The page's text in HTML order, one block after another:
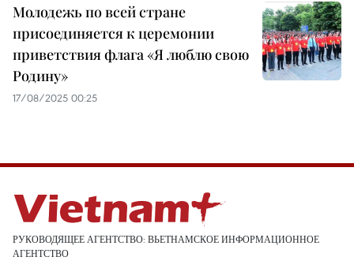
Молодежь по всей стране
присоединяется к церемонии
приветствия флага «Я люблю свою
Родину»
17/08/2025 00:25
РУКОВОДЯЩЕЕ АГЕНТСТВО: ВЬЕТНАМСКОЕ ИНФОРМАЦИОННОЕ
АГЕНТСТВО